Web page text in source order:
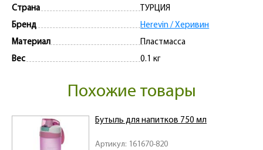
Страна
ТУРЦИЯ
Бренд
Herevin / Херивин
Материал
Пластмасса
Вес
0.1 кг
Похожие товары
Артикул: 161670-820
Бутыль для напитков 750 мл